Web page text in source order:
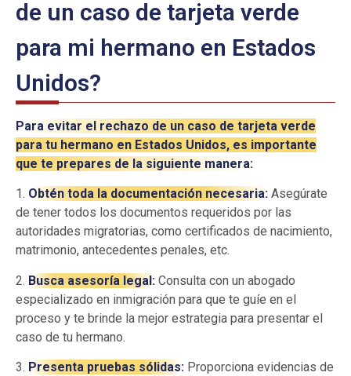
de un caso de tarjeta verde
para mi hermano en Estados
Unidos?
Para evitar el rechazo de un caso de tarjeta verde
para tu hermano en Estados Unidos, es importante
que te prepares de la siguiente manera:
1. Obtén toda la documentación necesaria: Asegúrate
de tener todos los documentos requeridos por las
autoridades migratorias, como certificados de nacimiento,
matrimonio, antecedentes penales, etc.
2. Busca asesoría legal: Consulta con un abogado
especializado en inmigración para que te guíe en el
proceso y te brinde la mejor estrategia para presentar el
caso de tu hermano.
3. Presenta pruebas sólidas: Proporciona evidencias de